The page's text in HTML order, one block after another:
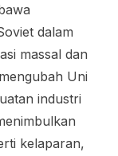
dalam
massal dan
Uni
industri
kelaparan,